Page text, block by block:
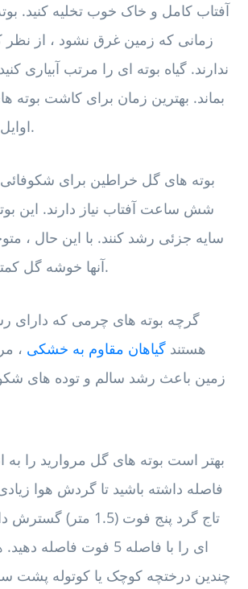
آفتاب کامل و خاک خوب تخلیه کنید.
زمانی که زمین غرق نشود ، از نظر
ندارند. گیاه بوته ای را مرتب آبیاری
بماند. بهترین زمان برای کاشت بوته
اوایل بهار یا پاییز است.
بوته های گل خراطین برای شکوفائی
شش ساعت آفتاب نیاز دارند. این
سایه جزئی رشد کنند. با این حال ،
آنها خوشه گل کمتری تولید می کنند.
گرچه بوته های چرمی که دارای
هستند گیاهان مقاوم به خشکی ،
زمین باعث رشد سالم و توده های
بهتر است بوته های گل مروارید را به
فاصله داشته باشید تا گردش هوا
تاج گرد پنج فوت (1.5
ای را با فاصله 5 فوت
چندین درختچه کوچک یا کوتوله پشت